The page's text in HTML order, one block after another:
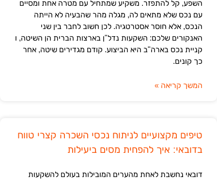
השפע, קל להתפזר. משקיע שמתחיל עם מטרה אחת ומסיים
עם נכס שלא מתאים לה, מגלה מהר שהבעיה לא הייתה
הנכס, אלא חוסר אסטרטגיה. לכן חשוב לחבר בין שני
האנקורים שלכם: השקעות נדל"ן בארצות הברית הן השיטה, ו
קניית נכס בארה"ב היא הביצוע. קודם מגדירים שיטה, אחר
כך קונים.
המשך קריאה »
טיפים מקצועיים לניתוח נכסי השכרה קצרי טווח
בדובאי: איך להפחית מסים ביעילות
דובאי נחשבת לאחת מהערים המובילות בעולם להשקעות